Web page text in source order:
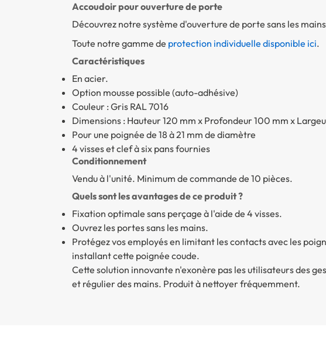
Accoudoir pour ouverture de porte
Découvrez notre système d'ouverture de porte sans les
Toute notre gamme de protection individuelle disponible ici.
Caractéristiques
En acier.
Option mousse possible (auto-adhésive)
Couleur : Gris RAL 7016
Dimensions : Hauteur 120 mm x Profondeur 100 mm x
Pour une poignée de 18 à 21 mm de diamètre
4 visses et clef à six pans fournies
Conditionnement
Vendu à l'unité. Minimum de commande de 10 pièces.
Quels sont les avantages de ce produit ?
Fixation optimale sans perçage à l'aide de 4 visses.
Ouvrez les portes sans les mains.
Protégez vos employés en limitant les contacts avec les
installant cette poignée coude.
Cette solution innovante n'exonère pas les utilisateurs des
et régulier des mains. Produit à nettoyer fréquemment.